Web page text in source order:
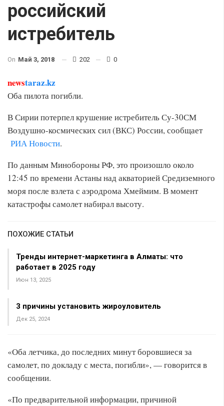
российский
истребитель
On Май 3, 2018 202 0
newstaraz.kz
Оба пилота погибли.
В Сирии потерпел крушение истребитель Су-30СМ
Воздушно-космических сил (ВКС) России, сообщает
РИА Новости.
По данным Минобороны РФ, это произошло около
12:45 по времени Астаны над акваторией Средиземного
моря после взлета с аэродрома Хмеймим. В момент
катастрофы самолет набирал высоту.
ПОХОЖИЕ СТАТЬИ
Тренды интернет-маркетинга в Алматы: что
работает в 2025 году
Июн 13, 2025
3 причины установить жироуловитель
Дек 25, 2024
«Оба летчика, до последних минут боровшиеся за
самолет, по докладу с места, погибли», — говорится в
сообщении.
«По предварительной информации, причиной